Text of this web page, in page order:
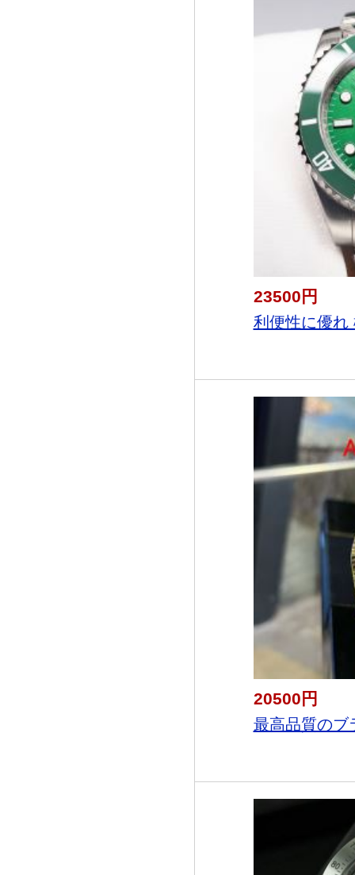
23500円
利便性に優れ
20500円
最高品質のブ